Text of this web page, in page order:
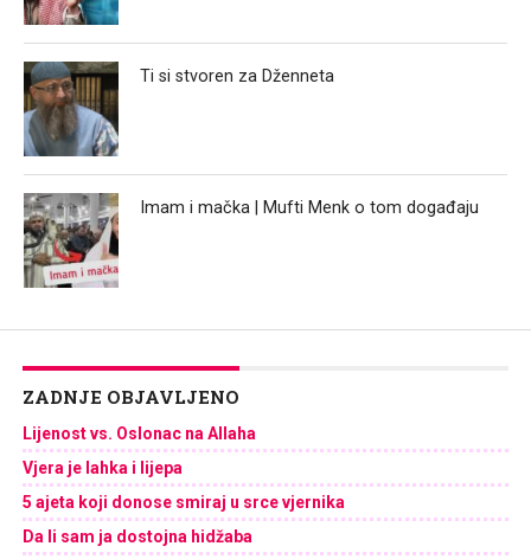
Ti si stvoren za Dženneta
Imam i mačka | Mufti Menk o tom događaju
ZADNJE OBJAVLJENO
Lijenost vs. Oslonac na Allaha
Vjera je lahka i lijepa
5 ajeta koji donose smiraj u srce vjernika
Da li sam ja dostojna hidžaba